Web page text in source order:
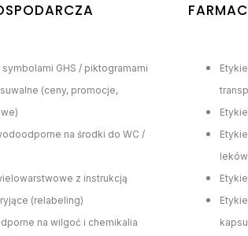
GHS / piktogramami
(ceny, promocje,
na środki do WC /
z instrukcją
(relabeling)
na wilgoć i chemikalia